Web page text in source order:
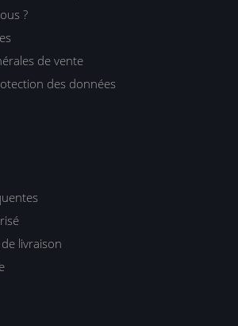
?
de vente
des données
livraison